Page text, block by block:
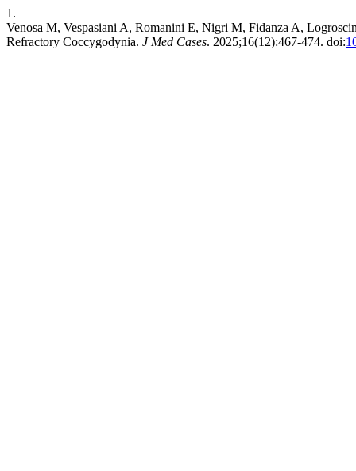
1.
Venosa M, Vespasiani A, Romanini E, Nigri M, Fidanza A,
Refractory Coccygodynia. J Med Cases. 2025;16(12):467-474. doi: